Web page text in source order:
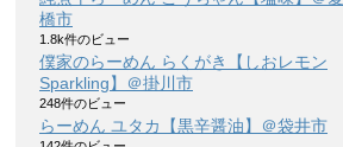
橋市
1.8k件のビュー
僕家のらーめん らくがき【しおレモン
Sparkling】＠掛川市
248件のビュー
らーめん ユタカ【黒辛醤油】＠袋井市